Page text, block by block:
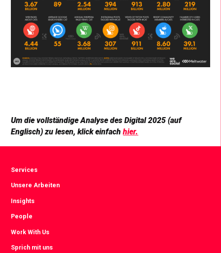
Um die vollständige Analyse des Digital 2025 (auf
Englisch) zu lesen, klick einfachhier.
Services
Unsere Arbeiten
Insights
People
Work With Us
Sprich mit uns